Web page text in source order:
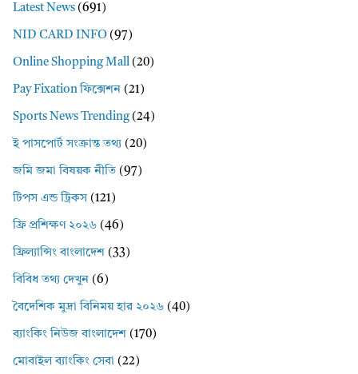
Latest News (691)
NID CARD INFO (97)
Online Shopping Mall (20)
Pay Fixation ফিক্সেশন (21)
Sports News Trending(24)
ই পাসপোর্ট সংক্রান্ত তথ্য (20)
জমি জমা বিষয়ক নীতি (97)
টিপস এন্ড ট্রিকস (121)
ফ্রি প্রশিক্ষণ ২০২৬ (46)
ফ্রিল্যান্সিং বাংলাদেশ (33)
বিবিধ তথ্য দেখুন (6)
বৈদেশিক মুদ্রা বিনিময় হার ২০২৬ (40)
ব্যাংকিং নিউজ বাংলাদেশ (170)
মোবাইল ব্যাংকিং সেবা (22)